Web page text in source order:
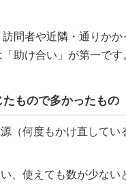
問者や近隣・通りか
助け合い」が第一です
もので多かったもの
（何度もかけ直してい
、使えても数が少ない